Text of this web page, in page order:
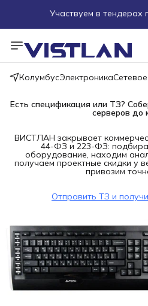
Пуско-
Пришлите запрос на
Более 100 000 позиций в
КолумбусЭлектроника
Есть спецификация или ТЗ?
серверов до
ВИСТЛАН закрывает
44-ФЗ и 223-ФЗ:
оборудование, находим
получаем проектные скидки у
привозим
Отправить ТЗ и